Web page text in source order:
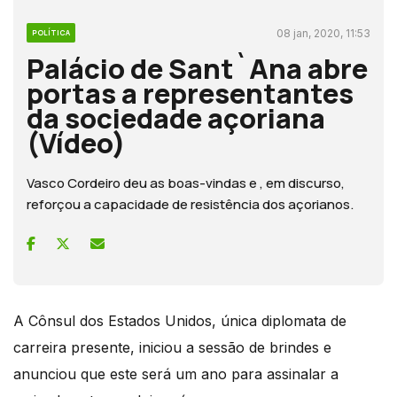
POLÍTICA 08 jan, 2020, 11:53
Palácio de Sant`Ana abre
portas a representantes
da sociedade açoriana
(Vídeo)
Vasco Cordeiro deu as boas-vindas e , em discurso,
reforçou a capacidade de resistência dos açorianos.
A Cônsul dos Estados Unidos, única diplomata de
carreira presente, iniciou a sessão de brindes e
anunciou que este será um ano para assinalar a